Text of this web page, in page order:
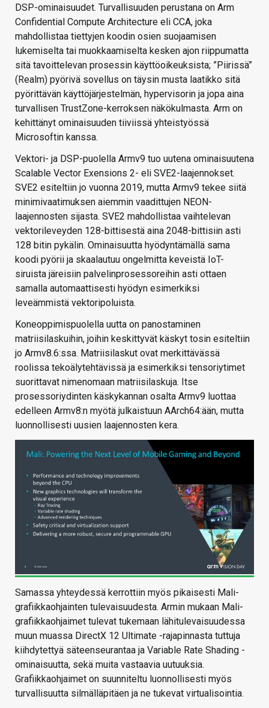
DSP-ominaisuudet. Turvallisuuden perustana on Arm
Confidential Compute Architecture eli CCA, joka
mahdollistaa tiettyjen koodin osien suojaamisen
lukemiselta tai muokkaamiselta kesken ajon riippumatta
sitä tavoittelevan prosessin käyttöoikeuksista; ”Piirissä”
(Realm) pyörivä sovellus on täysin musta laatikko sitä
pyörittävän käyttöjärjestelmän, hypervisorin ja jopa aina
turvallisen TrustZone-kerroksen näkökulmasta. Arm on
kehittänyt ominaisuuden tiiviissä yhteistyössä
Microsoftin kanssa.
Vektori- ja DSP-puolella Armv9 tuo uutena ominaisuutena
Scalable Vector Exensions 2- eli SVE2-laajennokset.
SVE2 esiteltiin jo vuonna 2019, mutta Armv9 tekee siitä
minimivaatimuksen aiemmin vaadittujen NEON-
laajennosten sijasta. SVE2 mahdollistaa vaihtelevan
vektorileveyden 128-bittisestä aina 2048-bittisiin asti
128 bitin pykälin. Ominaisuutta hyödyntämällä sama
koodi pyörii ja skaalautuu ongelmitta keveistä IoT-
siruista järeisiin palvelinprosessoreihin asti ottaen
samalla automaattisesti hyödyn esimerkiksi
leveämmistä vektoripoluista.
Koneoppimispuolella uutta on panostaminen
matriisilaskuihin, joihin keskittyvät käskyt tosin esiteltiin
jo Armv8.6:ssa. Matriisilaskut ovat merkittävässä
roolissa tekoälytehtävissä ja esimerkiksi tensoriytimet
suorittavat nimenomaan matriisilaskuja. Itse
prosessoriydinten käskykannan osalta Armv9 luottaa
edelleen Armv8:n myötä julkaistuun AArch64:ään, mutta
luonnollisesti uusien laajennosten kera.
Samassa yhteydessä kerrottiin myös pikaisesti Mali-
grafiikkaohjainten tulevaisuudesta. Armin mukaan Mali-
grafiikkaohjaimet tulevat tukemaan lähitulevaisuudessa
muun muassa DirectX 12 Ultimate -rajapinnasta tuttuja
kiihdytettyä säteenseurantaa ja Variable Rate Shading -
ominaisuutta, sekä muita vastaavia uutuuksia.
Grafiikkaohjaimet on suunniteltu luonnollisesti myös
turvallisuutta silmälläpitäen ja ne tukevat virtualisointia.